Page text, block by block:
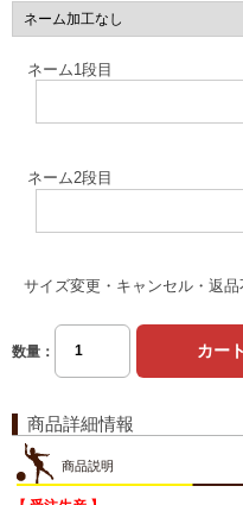
ネーム1段目
ネーム2段目
サイズ変更・キャンセル・返品
数量：
商品詳細情報
商品説明